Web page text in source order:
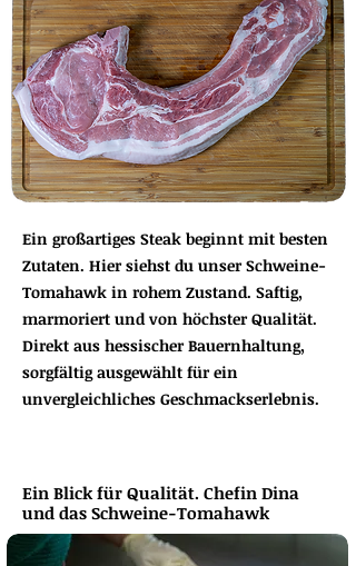
Ein großartiges Steak beginnt mit besten
Zutaten. Hier siehst du unser Schweine-
Tomahawk in rohem Zustand. Saftig,
marmoriert und von höchster Qualität.
Direkt aus hessischer Bauernhaltung,
sorgfältig ausgewählt für ein
unvergleichliches Geschmackserlebnis.
Ein Blick für Qualität. Chefin Dina
und das Schweine-Tomahawk